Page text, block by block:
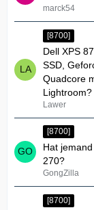
marck54
[8700]
Dell XPS
SSD,
Quadcore
Lightroom?
Lawer
[8700]
Hat
270?
GongZilla
[8700]